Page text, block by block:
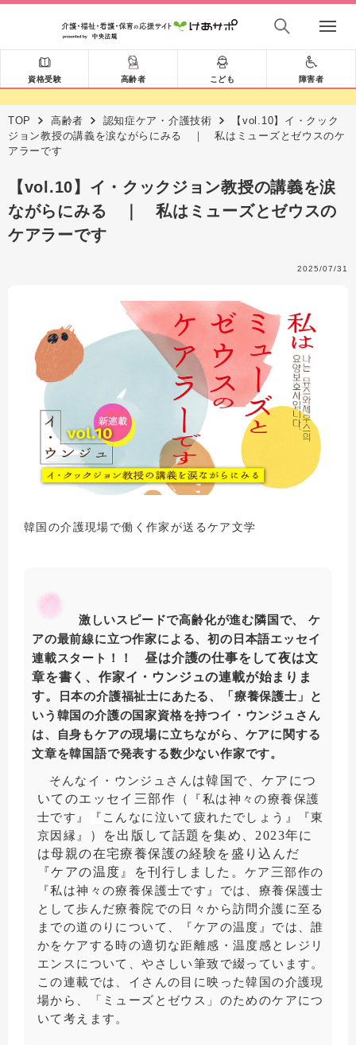
資格受験 高齢者 こども 障害者
TOP 高齢者 認知症ケア・介護技術
【vol.10】イ・クック
ジョン教授の講義を涙ながらにみる ｜ 私はミューズとゼウスのケ
アラーです
【vol.10】イ・クックジョン教授の講義を涙
ながらにみる ｜ 私はミューズとゼウスの
ケアラーです
2025/07/31
韓国の介護現場で働く作家が送るケア文学
激しいスピードで高齢化が進む隣国で、 ケ
アの最前線に立つ作家による、初の日本語エッセイ
連載スタート！！昼は介護の仕事をして夜は文
章を書く、作家イ・ウンジュの連載が始まりま
す。
日本の介護福祉士にあたる、「療養保護士」と
いう韓国の介護の国家資格を持つイ・ウンジュさん
は、自身もケアの現場に立ちながら、ケアに関する
文章を韓国語で発表する数少ない作家です。
そんなイ・ウンジュさんは韓国で、ケアにつ
いてのエッセイ三部作（
『私は神々の療養保護
士です』
『 こんなに泣いて 疲れたでしょう 』『東
京因縁』
）を出版して話題を集め、2023年に
は母親の在宅療養保護の経験を盛り込んだ
『ケアの温度』を刊行しました。 ケア 三部作の
『私は神々の療養保護士です』では、療養保護士
として歩んだ療養院での日々から訪問介護に至る
までの道のりについて、『ケアの温度』では、誰
かをケアする時の適切な距離感・温度感とレジリ
エンスについて、やさしい筆致で綴っています。
この連載では、イさんの目に映った韓国の介護現
場から、「ミューズとゼウス」のためのケアにつ
いて考えます。